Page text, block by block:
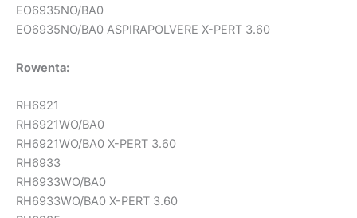
EO6935NO/BA0
EO6935NO/BA0 ASPIRAPOLVERE X-PERT 3.60
Rowenta:
RH6921
RH6921WO/BA0
RH6921WO/BA0 X-PERT 3.60
RH6933
RH6933WO/BA0
RH6933WO/BA0 X-PERT 3.60